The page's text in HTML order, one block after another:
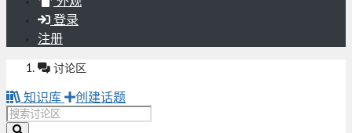
登录
注册
讨论区
知识库 创建话题